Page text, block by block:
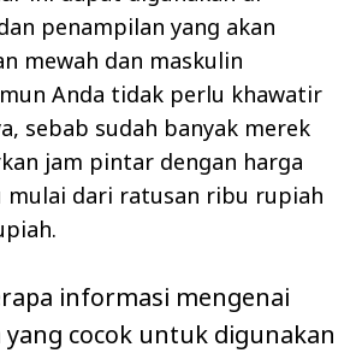
penampilan yang akan
mewah dan maskulin
Anda tidak perlu khawatir
sebab sudah banyak merek
jam pintar dengan harga
mulai dari ratusan ribu rupiah
informasi mengenai
cocok untuk digunakan